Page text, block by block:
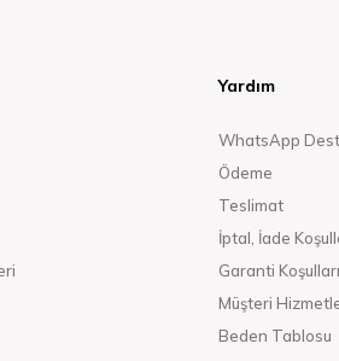
Yardım
WhatsApp
Ödeme
Teslimat
İptal, İade
Garanti Koşulları
Müşteri
Beden Tablosu